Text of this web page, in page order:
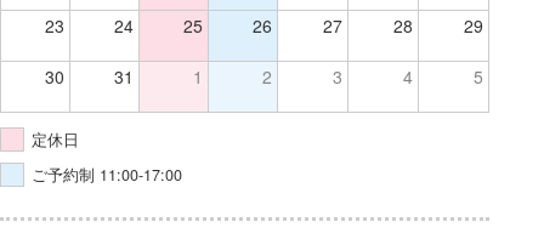
23 24 25 26 27 28 29
30 31 1 2 3 4 5
定休日
ご予約制 11:00-17:00